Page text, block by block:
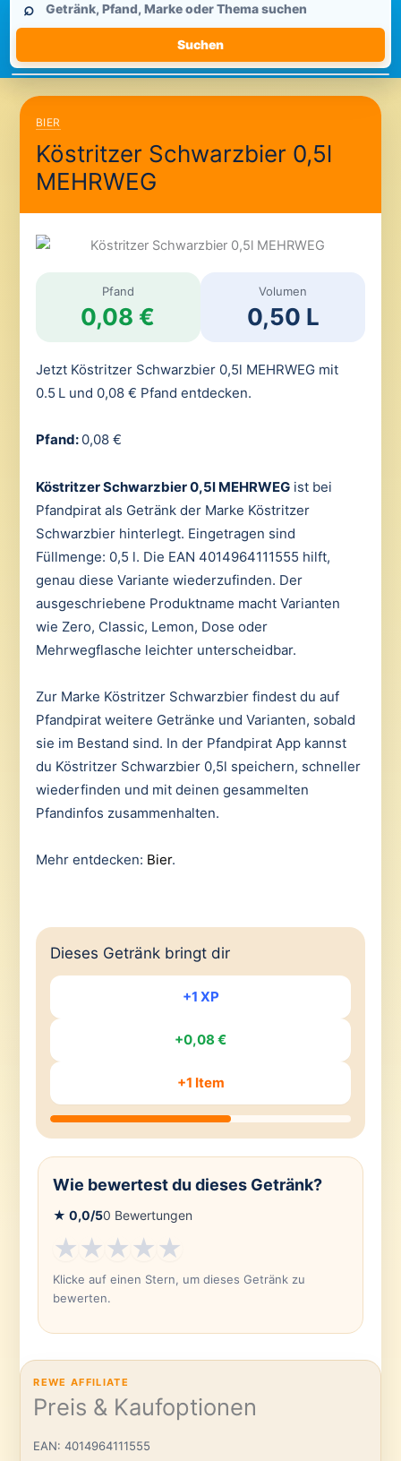
durchsuchen
⌕
Suchen
BIER
Köstritzer Schwarzbier 0,5l
MEHRWEG
Pfand
0,08 €
Volumen
0,50 L
Jetzt Köstritzer Schwarzbier 0,5l MEHRWEG mit
0.5 L und 0,08 € Pfand entdecken.
Pfand: 0,08 €
Köstritzer Schwarzbier 0,5l MEHRWEGist bei
Pfandpirat als Getränk der Marke Köstritzer
Schwarzbier hinterlegt. Eingetragen sind
Füllmenge: 0,5 l. Die EAN 4014964111555 hilft,
genau diese Variante wiederzufinden. Der
ausgeschriebene Produktname macht Varianten
wie Zero, Classic, Lemon, Dose oder
Mehrwegflasche leichter unterscheidbar.
Zur Marke Köstritzer Schwarzbier findest du auf
Pfandpirat weitere Getränke und Varianten, sobald
sie im Bestand sind. In der Pfandpirat App kannst
du Köstritzer Schwarzbier 0,5l speichern, schneller
wiederfinden und mit deinen gesammelten
Pfandinfos zusammenhalten.
Mehr entdecken: Bier.
Dieses Getränk bringt dir
+1 XP
+0,08 €
+1 Item
Wie bewertest du dieses Getränk?
★ 0,0/50 Bewertungen
★★★★★
Klicke auf einen Stern, um dieses Getränk zu
bewerten.
REWE AFFILIATE
Preis & Kaufoptionen
EAN: 4014964111555